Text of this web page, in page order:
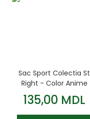
Sac Sport Colectia St
Right - Color Anime
SO01 43x34cm
135,00 MDL